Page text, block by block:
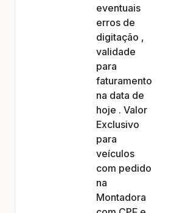
eventuais
erros de
digitação ,
validade
para
faturamento
na data de
hoje . Valor
Exclusivo
para
veículos
com pedido
na
Montadora